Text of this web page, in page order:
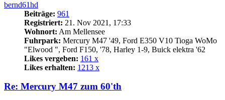
bernd61hd
Beiträge: 961
Registriert: 21. Nov 2021, 17:33
Wohnort: Am Mellensee
Fuhrpark: Mercury M47 '49, Ford E350 V10 Tioga WoMo
"Elwood ", Ford F150, '78, Harley 1-9, Buick elektra '62
Likes vergeben: 161 x
Likes erhalten: 1213 x
Re: Mercury M47 zum 60'th